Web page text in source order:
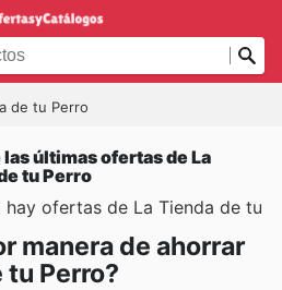
de tu Perro
últimas ofertas de La
tu Perro
ofertas de La Tienda de tu
manera de ahorrar
tu Perro?